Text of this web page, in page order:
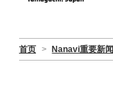
首页 > Nanavi重要新闻